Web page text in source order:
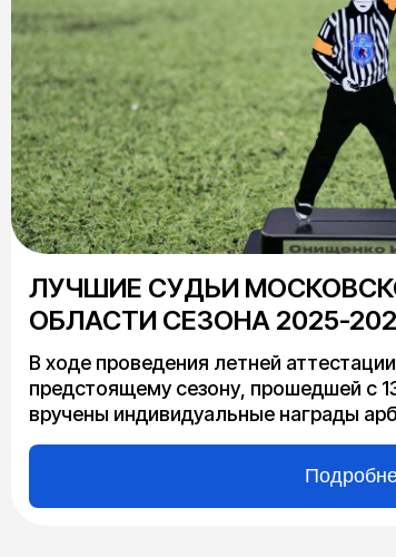
ЛУЧШИЕ СУДЬИ
ОБЛАСТИ СЕЗОНА 2025-
В ходе проведения летней
предстоящему сезону, прошедшей с
вручены индивидуальные награды
в своих амплуа по итогам сезона